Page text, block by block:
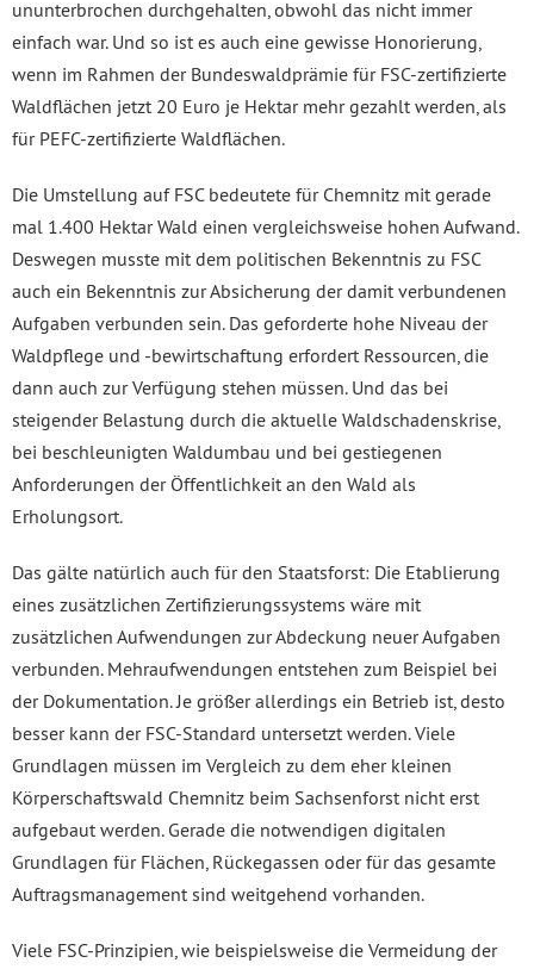
ununterbrochen durchgehalten, obwohl das nicht immer
einfach war. Und so ist es auch eine gewisse Honorierung,
wenn im Rahmen der Bundeswaldprämie für FSC-zertifizierte
Waldflächen jetzt 20 Euro je Hektar mehr gezahlt werden, als
für PEFC-zertifizierte Waldflächen.
Die Umstellung auf FSC bedeutete für Chemnitz mit gerade
mal 1.400 Hektar Wald einen vergleichsweise hohen Aufwand.
Deswegen musste mit dem politischen Bekenntnis zu FSC
auch ein Bekenntnis zur Absicherung der damit verbundenen
Aufgaben verbunden sein. Das geforderte hohe Niveau der
Waldpflege und -bewirtschaftung erfordert Ressourcen, die
dann auch zur Verfügung stehen müssen. Und das bei
steigender Belastung durch die aktuelle Waldschadenskrise,
bei beschleunigten Waldumbau und bei gestiegenen
Anforderungen der Öffentlichkeit an den Wald als
Erholungsort.
Das gälte natürlich auch für den Staatsforst: Die Etablierung
eines zusätzlichen Zertifizierungssystems wäre mit
zusätzlichen Aufwendungen zur Abdeckung neuer Aufgaben
verbunden. Mehraufwendungen entstehen zum Beispiel bei
der Dokumentation. Je größer allerdings ein Betrieb ist, desto
besser kann der FSC-Standard untersetzt werden. Viele
Grundlagen müssen im Vergleich zu dem eher kleinen
Körperschaftswald Chemnitz beim Sachsenforst nicht erst
aufgebaut werden. Gerade die notwendigen digitalen
Grundlagen für Flächen, Rückegassen oder für das gesamte
Auftragsmanagement sind weitgehend vorhanden.
Viele FSC-Prinzipien, wie beispielsweise die Vermeidung der